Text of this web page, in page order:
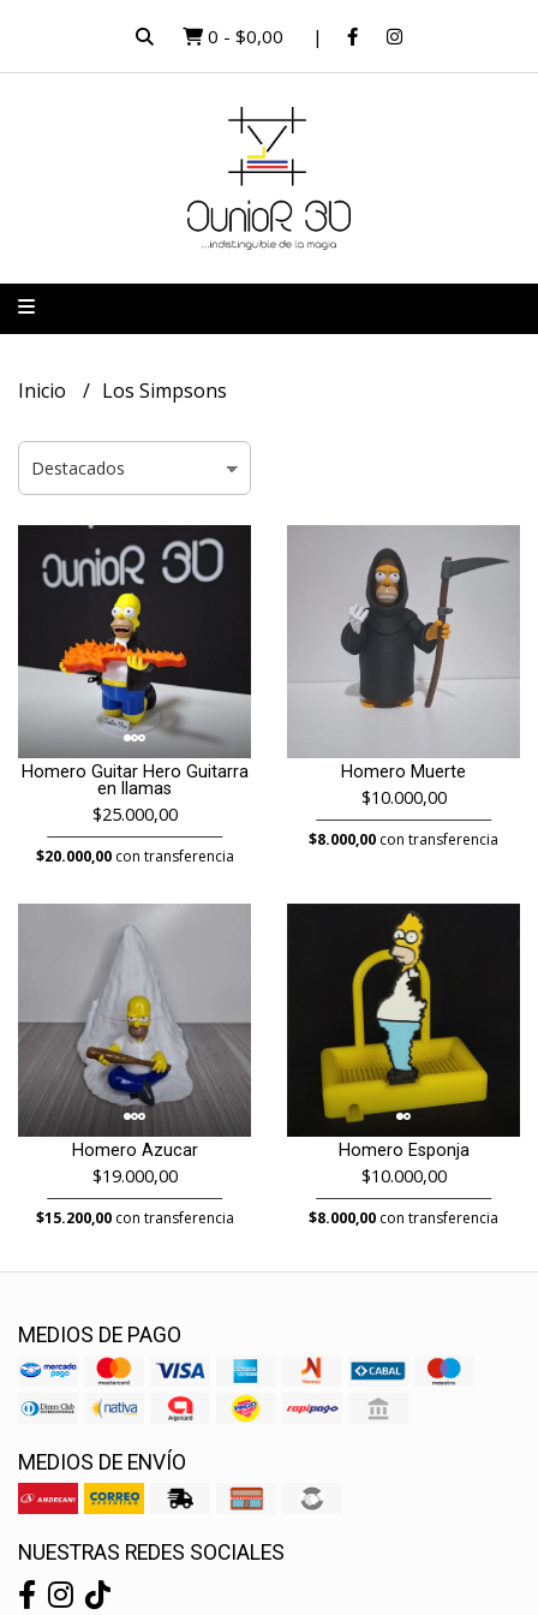
0 - $0,00
Inicio Los Simpsons
Homero Guitar Hero Guitarra
en llamas
$25.000,00
$20.000,00con transferencia
Homero Muerte
$10.000,00
$8.000,00 con transferencia
Homero Azucar
$19.000,00
$15.200,00con transferencia
Homero Esponja
$10.000,00
$8.000,00 con transferencia
MEDIOS DE PAGO
MEDIOS DE ENVÍO
NUESTRAS REDES SOCIALES